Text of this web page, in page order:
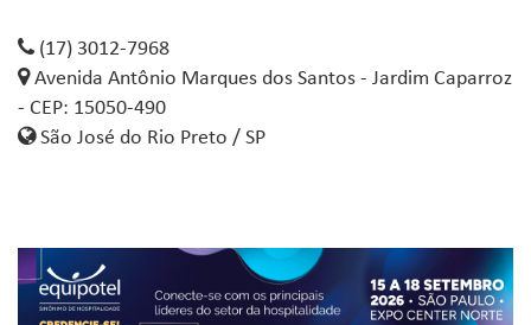
(17) 3012-7968
Avenida Antônio Marques dos Santos - Jardim Caparroz
- CEP: 15050-490
São José do Rio Preto / SP